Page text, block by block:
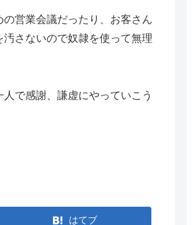
営業会議だったり、お客さん
さないので奴隷を使って無理
で感謝、謙虚にやっていこう
はてブ